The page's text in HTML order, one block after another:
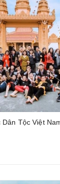
Tộc Việt